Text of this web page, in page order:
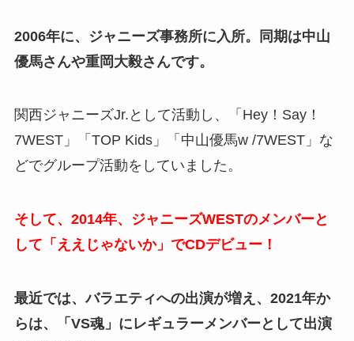
2006年に、ジャニーズ事務所に入所。同期は中山
優馬さんや重岡大毅さんです。
関西ジャニーズJr.として活動し、「Hey！Say！
7WEST」「TOP Kids」「中山優馬w /7WEST」な
どでグループ活動をしていました。
そして、2014年、ジャニーズWESTのメンバーと
して「ええじゃないか」でCDデビュー！
最近では、バラエティへの出演が増え、2021年か
らは、「VS魂」にレギュラーメンバーとして出演